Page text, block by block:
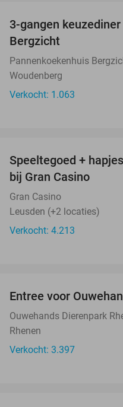
3-gangen
Bergzicht
Pannenkoekenhuis
Woudenberg
Verkocht: 1.063
Speeltegoed +
bij Gran Casino
Gran Casino
Leusden (+2 locaties)
Verkocht: 4.213
Entree voor
Ouwehands Dierenpark
Rhenen
Verkocht: 3.397